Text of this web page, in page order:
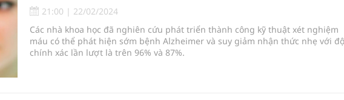
21:00 | 22/02/2024
Các nhà khoa học đã nghiên cứu phát triển thành công kỹ thuật xét nghiệm
máu có thể phát hiện sớm bệnh Alzheimer và suy giảm nhận thức nhẹ với độ
chính xác lần lượt là trên 96% và 87%.